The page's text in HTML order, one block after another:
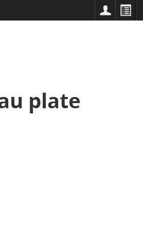
plate